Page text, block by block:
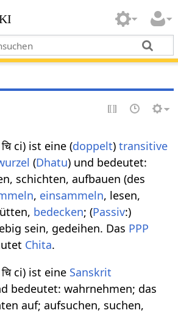
ci) ist eine (doppelt)transitive
(Dhatu) und bedeutet:
schichten, aufbauen (des
, einsammeln, lesen,
bedecken; (Passiv:)
sein, gedeihen. Das PPP
Chita.
ci) ist eine Sanskrit
bedeutet: wahrnehmen; das
auf; aufsuchen, suchen,